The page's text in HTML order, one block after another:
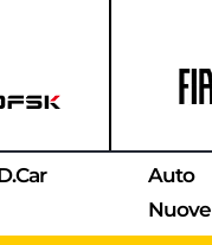
Auto
Nuove